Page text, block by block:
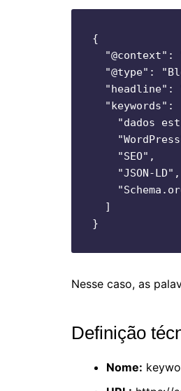
{
"@context":
"@type":
"headline":
"keywords":
"dados
    "SEO",
    "JSON-LD",
  ]
Nesse caso, as
Definição
Nome: